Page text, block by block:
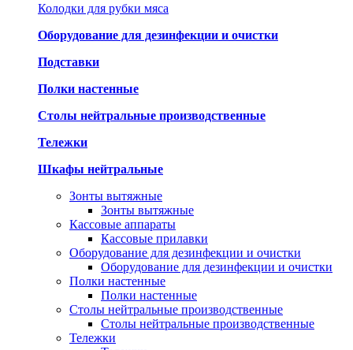
Колодки для рубки мяса
Оборудование для дезинфекции и очистки
Подставки
Полки настенные
Столы нейтральные производственные
Тележки
Шкафы нейтральные
Зонты вытяжные
Зонты вытяжные
Кассовые аппараты
Кассовые прилавки
Оборудование для дезинфекции и очистки
Оборудование для дезинфекции и очистки
Полки настенные
Полки настенные
Столы нейтральные производственные
Столы нейтральные производственные
Тележки